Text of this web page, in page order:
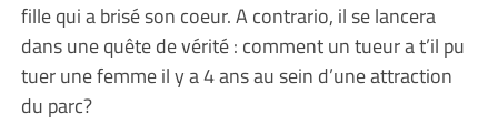
fille qui a brisé son coeur. A contrario, il se lancera
dans une quête de vérité : comment un tueur a t’il pu
tuer une femme il y a 4 ans au sein d’une attraction
du parc?